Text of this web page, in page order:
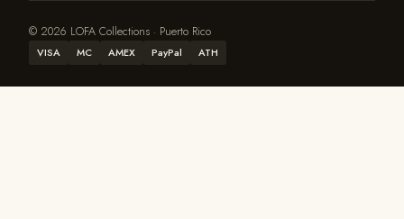
© 2026 LOFA Collections · Puerto Rico
VISA MC AMEX PayPal ATH